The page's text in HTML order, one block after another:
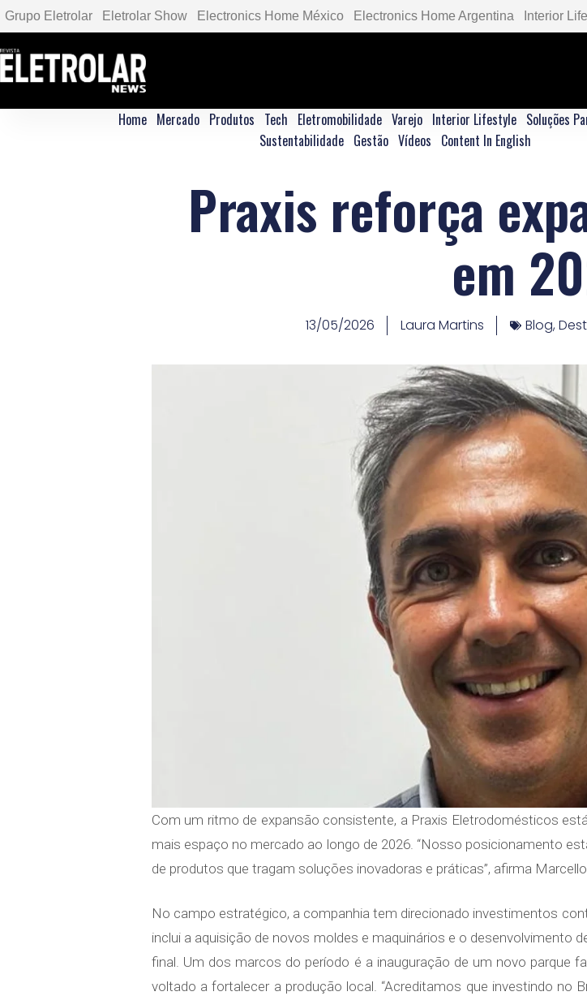
Grupo Eletrolar Eletrolar Show Electronics Home México Electronics Home Argentina Interior
Home Mercado Produtos Tech Eletromobilidade Varejo Interior Lifestyle Soluções
Sustentabilidade Gestão Vídeos Content In English
Praxis reforça
em
13/05/2026 Laura Martins Blog,
Com um ritmo de expansão consistente, a Praxis Eletrodomésticos
mais espaço no mercado ao longo de 2026. “Nosso posicionamento
de produtos que tragam soluções inovadoras e práticas”, afirma
No campo estratégico, a companhia tem direcionado investimentos
inclui a aquisição de novos moldes e maquinários e o desenvolvimento
final. Um dos marcos do período é a inauguração de um novo parque
voltado a fortalecer a produção local. “Acreditamos que investindo no